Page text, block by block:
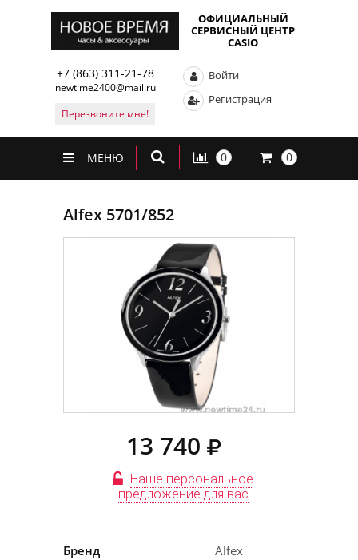
ОФИЦИАЛЬНЫЙ
СЕРВИСНЫЙ ЦЕНТР
CASIO
+7 (863) 311-21-78
newtime2400@mail.ru
Перезвоните мне!
Войти
Регистрация
МЕНЮ 0 0
Alfex 5701/852
13 740
Наше персональное
предложение для вас
Бренд
Alfex